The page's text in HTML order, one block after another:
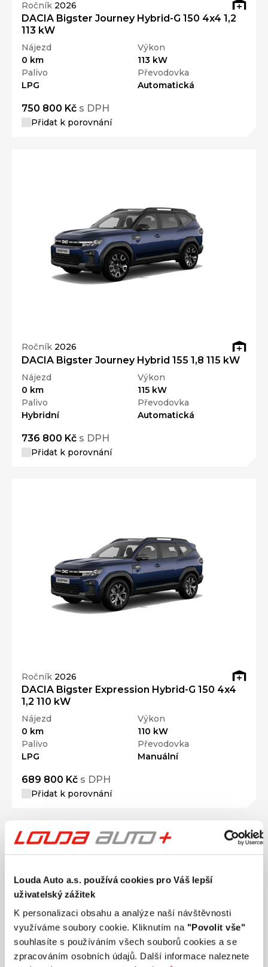
Louda Auto a.s. používá cookies pro Váš lepší
uživatelský zážitek
K personalizaci obsahu a analýze naší návštěvnosti
využíváme soubory cookie. Kliknutím na "Povolit vše"
souhlasíte s používáním všech souborů cookies a se
zpracováním osobních údajů. Další informace naleznete
Ročník 2026
DACIA Bigster Journey Hybrid-G 150 4x4 1,2
113 kW
Nájezd
0 km
Výkon
113 kW
Palivo
LPG
Převodovka
Automatická
750 800 Kč s DPH
Přidat k porovnání
Ročník 2026
DACIA Bigster Journey Hybrid 155 1,8 115 kW
Nájezd
0 km
Výkon
115 kW
Palivo
Hybridní
Převodovka
Automatická
736 800 Kč s DPH
Přidat k porovnání
Ročník 2026
DACIA Bigster Expression Hybrid-G 150 4x4
1,2 110 kW
Nájezd
0 km
Výkon
110 kW
Palivo
LPG
Převodovka
Manuální
689 800 Kč s DPH
Přidat k porovnání